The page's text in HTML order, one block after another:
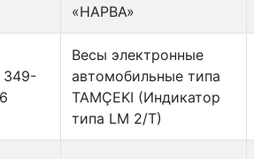
«НАРВА»
349-
Весы электронные
автомобильные типа
TAMÇEKI (Индикатор
типа LM 2/T)